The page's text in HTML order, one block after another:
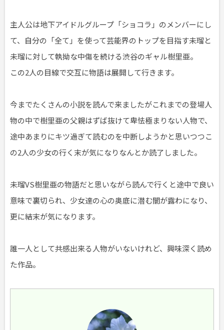
主人公は地下アイドルグループ「ショコラ」のメンバーにし
て、自分の「全て」を使って芸能界のトップを目指す未瑠と
未瑠に対して執拗な中傷を続ける渋谷のギャル樹里亜。
この2人の目線で交互に物語は展開して行きます。
今までたくさんの小説を読んで来ましたがこれまでの登場人
物の中で樹里亜の父親はずば抜けて卑怯極まりない人物で、
途中あまりにキツ過ぎて読むのを中断しようかと思いつつこ
の2人の少女の行く末が気になりなんとか読了しました。
未瑠VS樹里亜の物語だと思いながら読んで行くと途中で良い
意味で裏切られ、少女達の心の奥底に潜む闇が露わになり、
更に結末が気になります。
誰一人として共感出来る人物がいないけれど、興味深く読め
た作品。